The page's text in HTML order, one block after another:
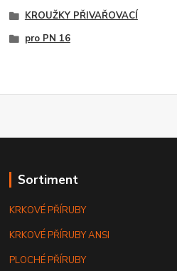
KROUŽKY PŘIVAŘOVACÍ
pro PN 16
Sortiment
KRKOVÉ PŘÍRUBY
KRKOVÉ PŘÍRUBY ANSI
PLOCHÉ PŘÍRUBY